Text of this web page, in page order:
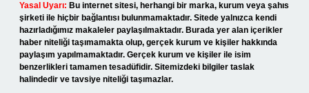
Yasal Uyarı: Bu internet sitesi, herhangi bir marka, kurum veya şahıs
şirketi ile hiçbir bağlantısı bulunmamaktadır. Sitede yalnızca kendi
hazırladığımız makaleler paylaşılmaktadır. Burada yer alan içerikler
haber niteliği taşımamakta olup, gerçek kurum ve kişiler hakkında
paylaşım yapılmamaktadır. Gerçek kurum ve kişiler ile isim
benzerlikleri tamamen tesadüfidir. Sitemizdeki bilgiler taslak
halindedir ve tavsiye niteliği taşımazlar.